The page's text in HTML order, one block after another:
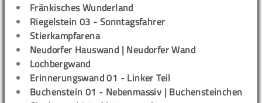
Fränkisches Wunderland
Riegelstein 03 - Sonntagsfahrer
Stierkampfarena
Neudorfer Hauswand | Neudorfer Wand
Lochbergwand
Erinnerungswand 01 - Linker Teil
Buchenstein 01 - Nebenmassiv | Buchensteinchen